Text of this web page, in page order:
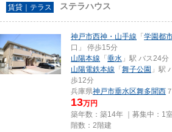
賃貸｜テラス ステラハウス
神戸市西神・山手線 「 学園都
口」 停歩15分
山陽本線 「 垂水 」駅 バス24
山陽電鉄本線 「 舞子公園 」駅
歩12分
兵庫県神戸市垂水区舞多聞西
13万円
築年数：築14年 ｜募集中： 1室
階数：2階建